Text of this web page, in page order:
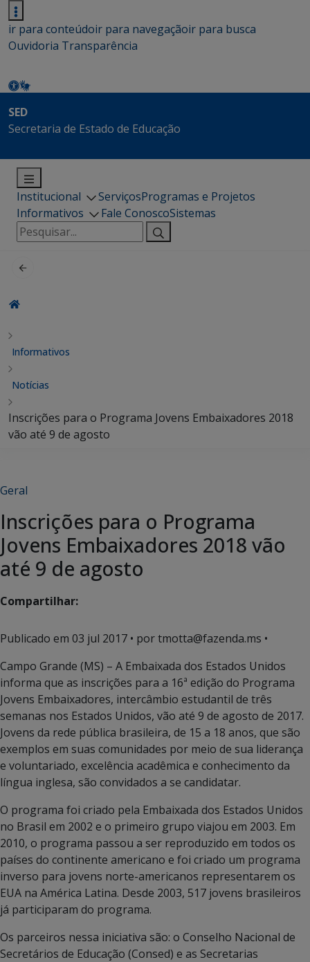
ir para conteúdoir para navegaçãoir para busca
Ouvidoria Transparência
SED
Secretaria de Estado de Educação
Institucional ServiçosProgramas e Projetos
Informativos
Fale ConoscoSistemas
Pesquisar
por:
Informativos
Notícias
Inscrições para o Programa Jovens Embaixadores 2018
vão até 9 de agosto
Geral
Inscrições para o Programa
Jovens Embaixadores 2018 vão
até 9 de agosto
Compartilhar:
Publicado em 03 jul 2017 • por tmotta@fazenda.ms •
Campo Grande (MS) – A Embaixada dos Estados Unidos
informa que as inscrições para a 16ª edição do Programa
Jovens Embaixadores, intercâmbio estudantil de três
semanas nos Estados Unidos, vão até 9 de agosto de 2017.
Jovens da rede pública brasileira, de 15 a 18 anos, que são
exemplos em suas comunidades por meio de sua liderança
e voluntariado, excelência acadêmica e conhecimento da
língua inglesa, são convidados a se candidatar.
O programa foi criado pela Embaixada dos Estados Unidos
no Brasil em 2002 e o primeiro grupo viajou em 2003. Em
2010, o programa passou a ser reproduzido em todos os
países do continente americano e foi criado um programa
inverso para jovens norte-americanos representarem os
EUA na América Latina. Desde 2003, 517 jovens brasileiros
já participaram do programa.
Os parceiros nessa iniciativa são: o Conselho Nacional de
Secretários de Educação (Consed) e as Secretarias